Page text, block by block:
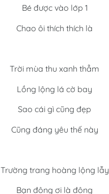
Bé được vào lớp 1
Chao ôi thích thích là
Trời mùa thu xanh thẳm
Lồng lộng lá cờ bay
Sao cái gì cũng đẹp
Cũng đáng yêu thế này
Trường trang hoàng lộng lẫy
Bạn đông ơi là đông